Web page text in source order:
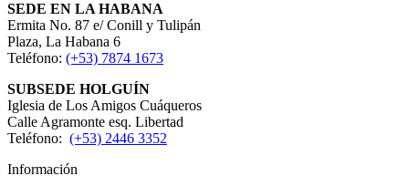
SEDE EN LA HABANA
Ermita No. 87 e/ Conill y Tulipán
Plaza, La Habana 6
Teléfono: (+53) 7874 1673
SUBSEDE HOLGUÍN
Iglesia de Los Amigos Cuáqueros
Calle Agramonte esq. Libertad
Teléfono: (+53) 2446 3352
Información